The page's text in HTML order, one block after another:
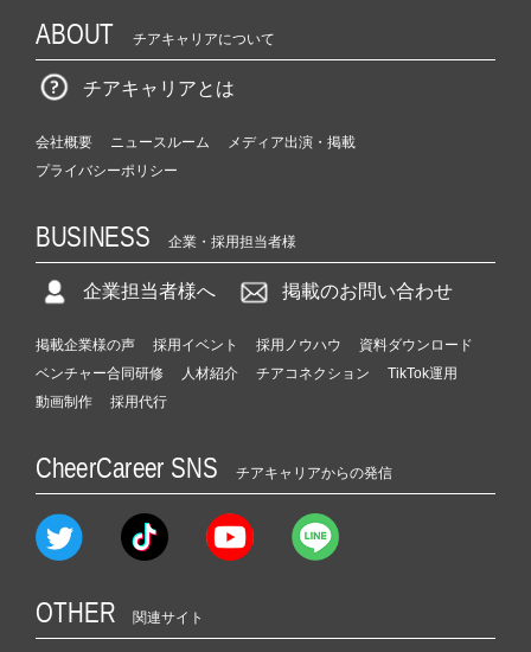
ABOUT チアキャリアについて
チアキャリアとは
会社概要 ニュースルーム
メディア出演・掲載
プライバシーポリシー
BUSINESS 企業・採用担当者様
企業担当者様へ 掲載のお問い合わせ
掲載企業様の声 採用イベント 採用ノウハウ
資料ダウンロード
ベンチャー合同研修
人材紹介 チアコネクション
TikTok運用
動画制作
採用代行
CheerCareer SNS チアキャリアからの発信
OTHER 関連サイト